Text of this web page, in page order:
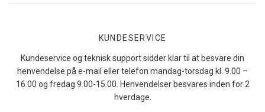
KUNDESERVICE
Kundeservice og teknisk support sidder klar til at besvare din
henvendelse på e-mail eller telefon mandag-torsdag kl. 9.00 –
16.00 og fredag 9.00-15.00. Henvendelser besvares inden for 2
hverdage.